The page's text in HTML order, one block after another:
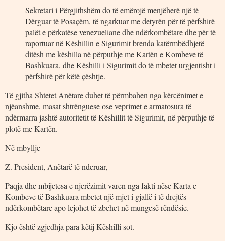
Sekretari i Përgjithshëm do të emërojë menjëherë një të
Dërguar të Posaçëm, të ngarkuar me detyrën për të përfshirë
palët e përkatëse venezueliane dhe ndërkombëtare dhe për të
raportuar në Këshillin e Sigurimit brenda katërmbëdhjetë
ditësh me këshilla në përputhje me Kartën e Kombeve të
Bashkuara, dhe Këshilli i Sigurimit do të mbetet urgjentisht i
përfshirë për këtë çështje.
Të gjitha Shtetet Anëtare duhet të përmbahen nga kërcënimet e
njëanshme, masat shtrënguese ose veprimet e armatosura të
ndërmarra jashtë autoritetit të Këshillit të Sigurimit, në përputhje të
plotë me Kartën.
Në mbyllje
Z. President, Anëtarë të nderuar,
Paqja dhe mbijetesa e njerëzimit varen nga fakti nëse Karta e
Kombeve të Bashkuara mbetet një mjet i gjallë i të drejtës
ndërkombëtare apo lejohet të zbehet në mungesë rëndësie.
Kjo është zgjedhja para këtij Këshilli sot.